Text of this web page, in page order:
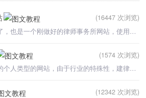
(16447 次浏览)
这是我提交的第二个网站了，也是一个刚做好的律师事务所网站，使用wordpress程序做的，是接了一个建站客户
(1574 次浏览)
律师网站是一种比较特殊的个人类型的网站，由于行业的特殊性，建律师网站时，律师网站模板不需要太过复杂，
(12342 次浏览)